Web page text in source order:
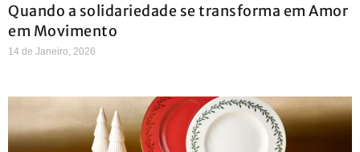
Quando a solidariedade se transforma em Amor
em Movimento
14 de Janeiro, 2026